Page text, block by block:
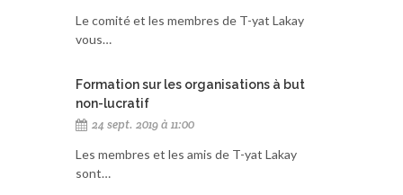
Le comité et les membres de T-yat Lakay
vous…
Formation sur les organisations à but
non-lucratif
24 sept. 2019 à 11:00
Les membres et les amis de T-yat Lakay
sont…